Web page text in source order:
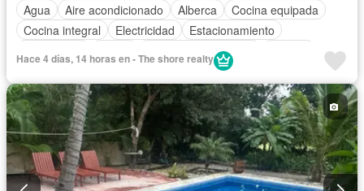
Agua
Aire acondicionado Alberca
Cocina equipada
Cocina integral
Electricidad
Estacionamiento
Recámara con closet
Permite mascotas
Completamente amueblado
Hace 4 días, 14 horas en - The shore realty